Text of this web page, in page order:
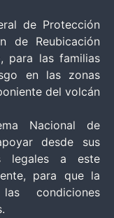
de Protección
de Reubicación
para las familias
en las zonas
del volcán
Nacional de
desde sus
legales a este
para que la
condiciones